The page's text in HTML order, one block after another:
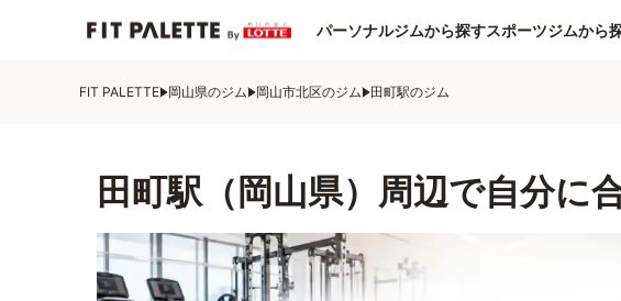
パーソナルジムから探すスポーツジムから
FIT PALETTE 岡山県のジム 岡山市北区のジム 田町駅のジム
田町駅（岡山県）周辺で自分に